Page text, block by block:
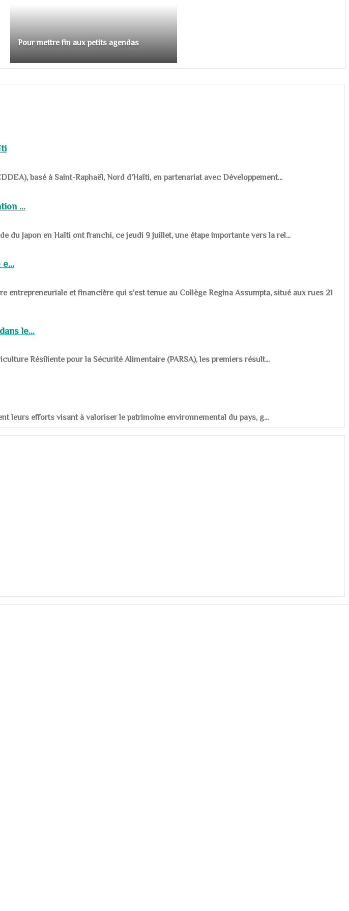
Pour mettre fin aux petits agendas
basé à Saint-Raphaël, Nord d’Haïti, en partenariat avec Développement...
...
du Japon en Haïti ont franchi, ce jeudi 9 juillet, une étape importante vers la rel...
et financière qui s’est tenue au Collège Regina Assumpta, situé aux rues 21
le...
Résiliente pour la Sécurité Alimentaire (PARSA), les premiers résult...
leurs efforts visant à valoriser le patrimoine environnemental du pays, g...